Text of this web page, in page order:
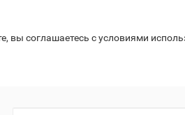
вы соглашаетесь с условиями